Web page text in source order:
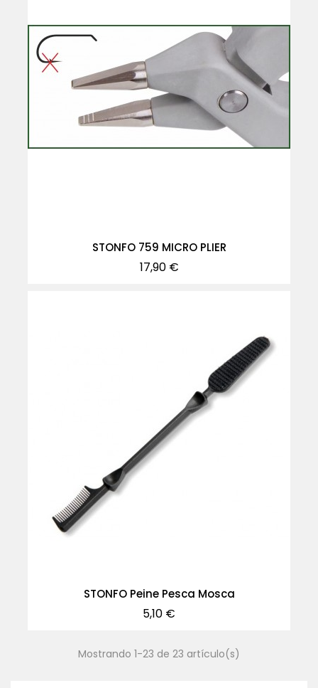
STONFO 759 MICRO PLIER
Precio
17,90 €
STONFO Peine Pesca Mosca
Precio
5,10 €
Mostrando 1-23 de 23 artículo(s)